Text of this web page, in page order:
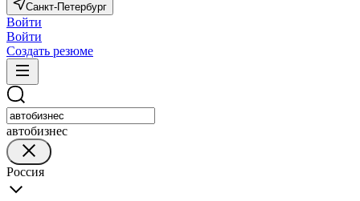
Санкт-Петербург
Войти
Войти
Создать резюме
автобизнес
Россия